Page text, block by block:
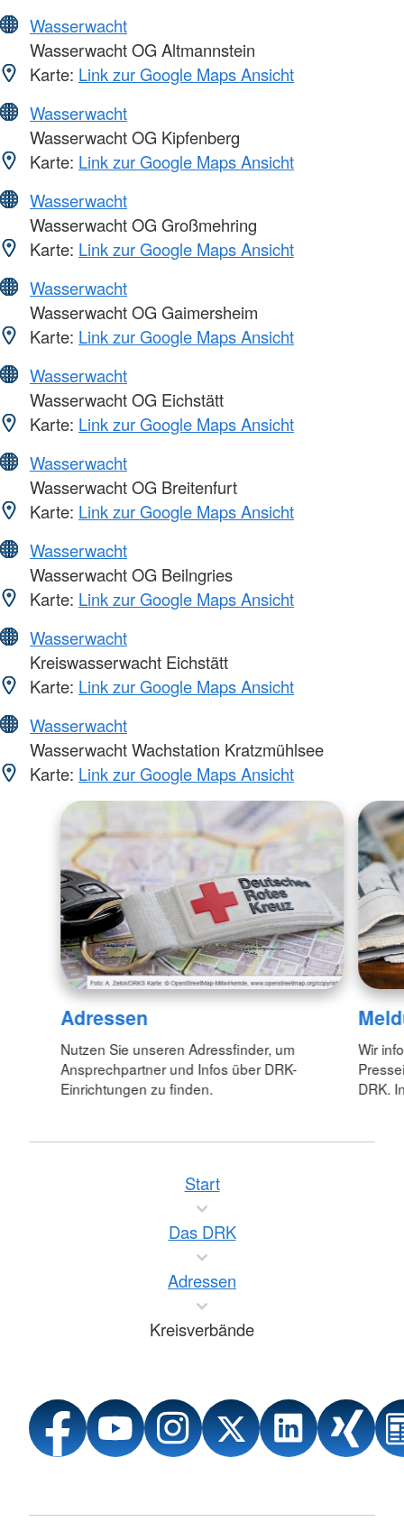
Wasserwacht
Wasserwacht OG Altmannstein
Karte: Link zur Google Maps Ansicht
Wasserwacht
Wasserwacht OG Kipfenberg
Karte: Link zur Google Maps Ansicht
Wasserwacht
Wasserwacht OG Großmehring
Karte: Link zur Google Maps Ansicht
Wasserwacht
Wasserwacht OG Gaimersheim
Karte: Link zur Google Maps Ansicht
Wasserwacht
Wasserwacht OG Eichstätt
Karte: Link zur Google Maps Ansicht
Wasserwacht
Wasserwacht OG Breitenfurt
Karte: Link zur Google Maps Ansicht
Wasserwacht
Wasserwacht OG Beilngries
Karte: Link zur Google Maps Ansicht
Wasserwacht
Kreiswasserwacht Eichstätt
Karte: Link zur Google Maps Ansicht
Wasserwacht
Wasserwacht Wachstation Kratzmühlsee
Karte: Link zur Google Maps Ansicht
Adressen
Nutzen Sie unseren Adressfinder, um
Ansprechpartner und Infos über DRK-
Einrichtungen zu finden.
Wir
DRK.
Start
Das DRK
Adressen
Kreisverbände